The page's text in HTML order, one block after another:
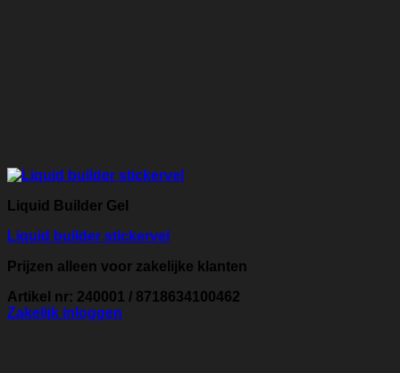
Liquid Builder Gel
Liquid builder stickervel
Prijzen alleen voor zakelijke klanten
Artikel nr: 240001 / 8718634100462
Zakelijk inloggen